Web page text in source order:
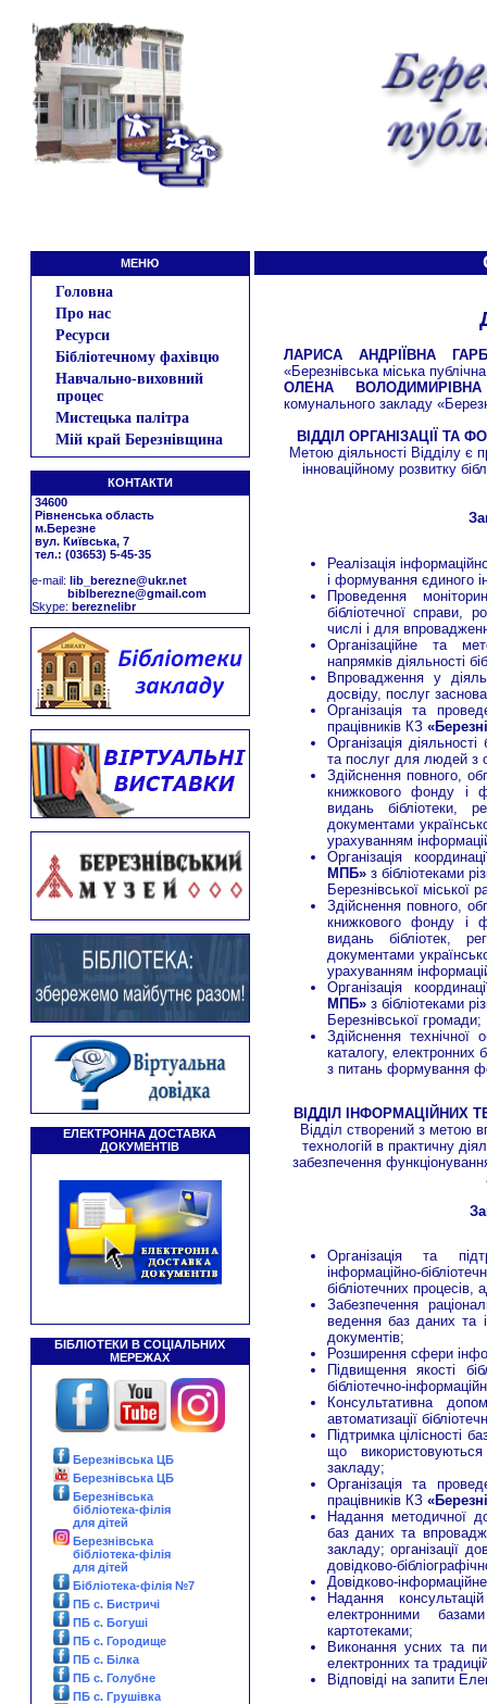
МЕНЮ
Головна
Про нас
Ресурси
Бібліотечному фахівцю
Навчально-виховний
процес
Мистецька палітра
Мій край Березнівщина
КОНТАКТИ
34600
Рівненська область
м.Березне
вул. Київська, 7
тел.: (03653) 5-45-35
е-mail: lib_berezne@ukr.net
biblberezne@gmail.com
Skype: bereznelibr
ЕЛЕКТРОННА ДОСТАВКА
ДОКУМЕНТІВ
БІБЛІОТЕКИ В СОЦІАЛЬНИХ
МЕРЕЖАХ
Березнівська ЦБ
Березнівська ЦБ
Березнівська
бібліотека-філія
для дітей
Березнівська
бібліотека-філія
для дітей
Бібліотека-філія №7
ПБ с. Бистричі
ПБ с. Богуші
ПБ с. Городище
ПБ с. Білка
ПБ с. Голубне
ПБ с. Грушівка
ЛАРИСА АНДРІЇВНА
«Березнівська міська публічна
ОЛЕНА
комунального закладу
ВІДДІЛ ОРГАНІЗАЦІЇ ТА
Метою діяльності Відділу є
інноваційному розвитку
Реалізація
і формування єдиного
Проведення
бібліотечної справи,
числі і для
Організаційне та
напрямків діяльності
Впровадження у
досвіду, послуг
Організація та
працівників КЗ
Організація
та послуг для людей з
Здійснення повного,
книжкового фонду і
видань бібліотеки,
документами
урахуванням
Організація
МПБ»з бібліотеками
Березнівської міської
Здійснення повного,
книжкового фонду і
видань бібліотек,
документами
урахуванням
Організація
МПБ»з бібліотеками
Березнівської громади;
Здійснення технічної
каталогу, електронних
з питань формування
ВІДДІЛ ІНФОРМАЦІЙНИХ
Відділ створений з метою
технологій в практичну
забезпечення
Організація та
інформаційно-
бібліотечних процесів,
Забезпечення
ведення баз даних та
документів;
Розширення сфери
Підвищення якості
бібліотечно-
Консультативна
автоматизації
Підтримка цілісності
що
закладу;
Організація та
працівників КЗ
Надання методичної
баз даних та
закладу; організації
довідково-
Довідково-
Надання
електронними
картотеками;
Виконання усних та
електронних та
Відповіді на запити